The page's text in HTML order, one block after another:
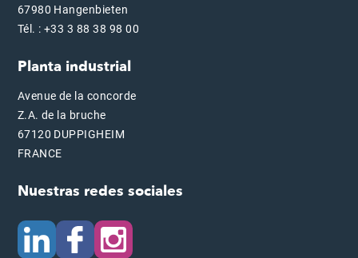
67980 Hangenbieten
Tél. : +33 3 88 38 98 00
Planta industrial
Avenue de la concorde
Z.A. de la bruche
67120 DUPPIGHEIM
FRANCE
Nuestras redes sociales